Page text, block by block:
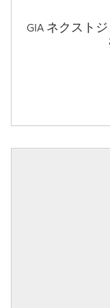
GIA ネクスト